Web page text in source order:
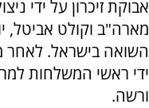
אבוקת זיכרון על ידי
מארה"ב וקולט אביטל,
השואה בישראל. לאחר
ידי ראשי המשלחות
ורשה.